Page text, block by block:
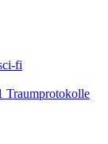
fi
Traumprotokolle